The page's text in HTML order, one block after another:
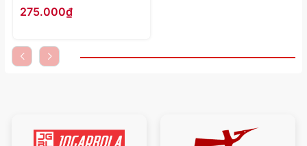
FAN) màu "Đỏ" MJ-A4054-
03 - Hàng Chính Hãng
275.000₫